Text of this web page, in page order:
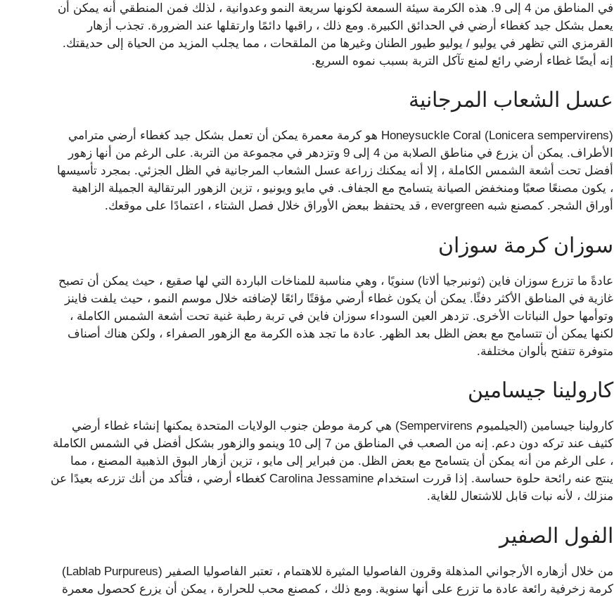
في المناطق من 4 إلى 9. هذه الكرمة سيئة السمعة لكونها سريعة النمو وعدوانية ، لذلك فمن المنطقي أنه يمكن أن
يعمل بشكل جيد كغطاء أرضي في الحدائق الكبيرة. ومع ذلك ، راقبها دائمًا وارتقلها عند الضرورة. تجذب أزهار
القرمزي التي تظهر في يوليو / يوليو طيور الطنان وغيرها من الملقحات ، مما يجلب المزيد من الحياة إلى حديقتك.
إنه أيضًا غطاء أرضي رائع لمنع تآكل التربة بسبب نموه السريع.
عسل الشعاب المرجانية
Honeysuckle Coral (Lonicera sempervirens) هو كرمة معمرة يمكن أن تعمل بشكل جيد كغطاء أرضي مترامي
الأطراف. يمكن أن يزرع في مناطق الصلابة من 4 إلى 9 وتزدهر في مجموعة من التربة. على الرغم من أنها زهور
أفضل تحت أشعة الشمس الكاملة ، إلا أنه يمكنك زراعة عسل الشعاب المرجانية في الظل الجزئي. بمجرد تأسيسها
، يكون مصنعًا صعبًا ومنخفض الصيانة يتسامح مع الجفاف. في مايو ويونيو ، تزين الزهور البرتقالية الجميلة الزاهية
أوراق الشجر. كمصنع شبه evergreen ، قد يحتفظ ببعض الأوراق خلال فصل الشتاء ، اعتمادًا على موقعك.
سوزان كرمة سوزان
عادةً ما تزرع سوزان فاين (ثونبرجيا ألاتا) سنويًا ، وهي مناسبة للمناخات الباردة التي لها صقيع ، حيث يمكن أن تصبح
غازية في المناطق الأكثر دفئًا. يمكن أن يكون غطاء أرضي مؤقتًا رائعًا لإضافته خلال موسم النمو ، حيث يلفت فاينز
وتوأمها حول النباتات الأخرى. تزدهر العين السوداء سوزان فاين في تربة رطبة غنية تحت أشعة الشمس الكاملة ،
لكنها يمكن أن تتسامح مع بعض الظل بعد الظهر. عادة ما تجد هذه الكرمة مع الزهور الصفراء ، ولكن هناك أصناف
متوفرة تتفتح بألوان مختلفة.
كارولينا جيسامين
كارولينا جيسامين (الجيلميوم Sempervirens) هي كرمة موطن جنوب الولايات المتحدة يمكنها إنشاء غطاء أرضي
كثيف عند تركه دون دعم. إنه من الصعب في المناطق من 7 إلى 10 وينمو والزهور بشكل أفضل في الشمس الكاملة
، على الرغم من أنه يمكن أن يتسامح مع بعض الظل. من فبراير إلى مايو ، تزين أزهار البوق الذهبية المصنع ، مما
ينتج عنه رائحة حلوة حساسة. إذا قررت استخدام Carolina Jessamine كغطاء أرضي ، فتأكد من أنك تزرعه بعيدًا عن
منزلك ، لأنه نبات قابل للاشتعال للغاية.
الفول الصفير
من خلال أزهاره الأرجواني المذهلة وقرون الفاصوليا المثيرة للاهتمام ، تعتبر الفاصوليا الصفير (Lablab Purpureus)
كرمة زخرفية رائعة عادة ما تزرع على أنها سنوية. ومع ذلك ، كمصنع محب للحرارة ، يمكن أن يزرع كحصول معمرة